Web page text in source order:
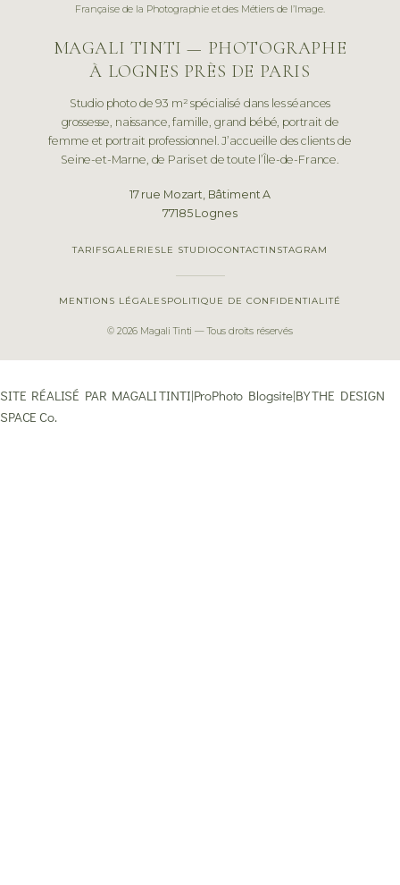
Française de la Photographie et des Métiers de l’Image.
MAGALI TINTI — PHOTOGRAPHE
À LOGNES PRÈS DE PARIS
Studio photo de 93 m² spécialisé dans les séances
grossesse, naissance, famille, grand bébé, portrait de
femme et portrait professionnel. J’accueille des clients de
Seine-et-Marne, de Paris et de toute l’Île-de-France.
17 rue Mozart, Bâtiment A
77185 Lognes
TARIFSGALERIESLE STUDIOCONTACTINSTAGRAM
MENTIONS LÉGALESPOLITIQUE DE CONFIDENTIALITÉ
© 2026 Magali Tinti — Tous droits réservés
SITE RÉALISÉ PAR MAGALI TINTI|ProPhoto Blogsite|BYTHE DESIGN
SPACE Co.